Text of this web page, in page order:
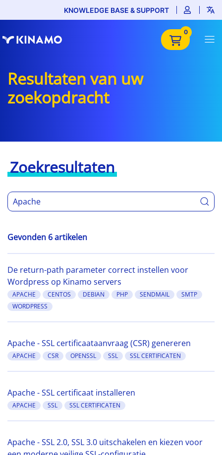
KNOWLEDGE BASE & SUPPORT
0
Resultaten van uw
zoekopdracht
Zoekresultaten
Gevonden 6 artikelen
De return-path parameter correct instellen voor
Wordpress op Kinamo servers
APACHE CENTOS DEBIAN PHP SENDMAIL
SMTP
WORDPRESS
Apache - SSL certificaataanvraag (CSR) genereren
APACHE CSR OPENSSL SSL SSL CERTIFICATEN
Apache - SSL certificaat installeren
APACHE SSL SSL CERTIFICATEN
Apache - SSL 2.0, SSL 3.0 uitschakelen en kiezen voor